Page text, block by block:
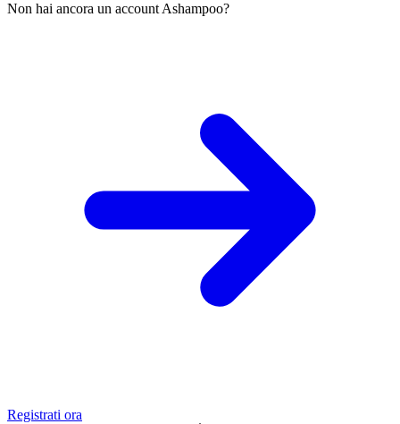
Non hai ancora un account Ashampoo?
Registrati ora